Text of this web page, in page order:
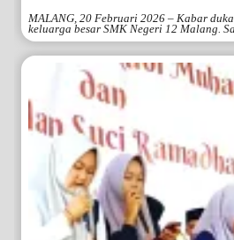
MALANG, 20 Februari 2026 – Kabar
keluarga besar SMK Negeri 12 Malang.